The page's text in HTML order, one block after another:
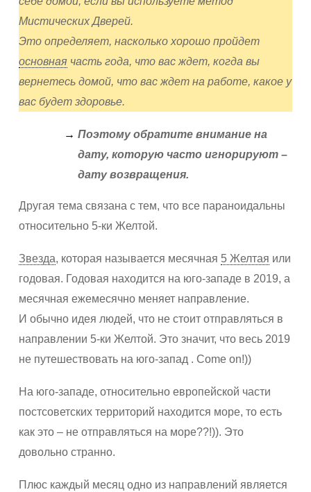
Мистических Дверей.
Это определяет, насколько хорошо пройдет
основная часть года, что вас ждет, когда вы
вернетесь домой, что вас ждет на работе, какое у
вас будет здоровье.
Поэтому обратите внимание на
дату, которую часто игнорируют –
дату возвращения.
Другая тема связана с тем, что все параноидальны
относительно 5-ки Желтой.
Звезда, которая называется месячная 5 Желтая или
годовая. Годовая находится на юго-западе в 2019, а
месячная ежемесячно меняет направление.
И обычно идея людей, что не стоит отправляться в
направлении 5-ки Желтой. Это значит, что весь 2019
не путешествовать на юго-запад . Сome on!))
На юго-западе, относительно европейской части
постсоветских территорий находится море, то есть
как это – не отправляться на море??!)). Это
довольно странно.
Плюс каждый месяц одно из направлений является